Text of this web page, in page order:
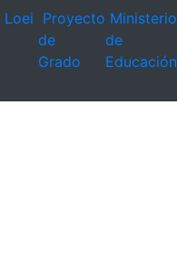
Loei Proyecto
de
Grado
Ministerio
de
Educación